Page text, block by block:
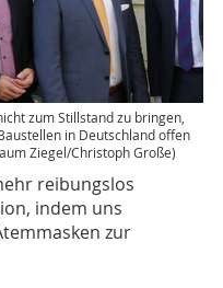
zum Stillstand zu bringen,
in Deutschland offen
Ziegel/Christoph Große)
reibungslos
indem uns
zur